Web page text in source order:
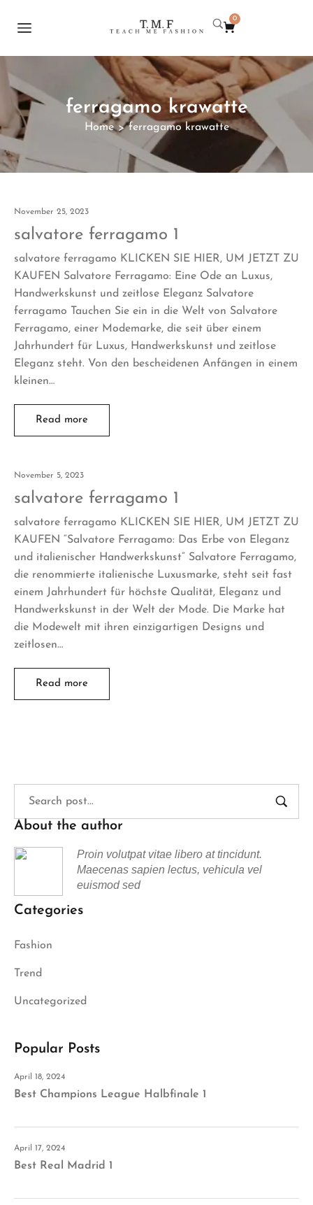
0
ferragamo krawatte
Home > ferragamo krawatte
November 25, 2023
salvatore ferragamo 1
salvatore ferragamo KLICKEN SIE HIER, UM JETZT ZU
KAUFEN Salvatore Ferragamo: Eine Ode an Luxus,
Handwerkskunst und zeitlose Eleganz Salvatore
ferragamo Tauchen Sie ein in die Welt von Salvatore
Ferragamo, einer Modemarke, die seit über einem
Jahrhundert für Luxus, Handwerkskunst und zeitlose
Eleganz steht. Von den bescheidenen Anfängen in einem
kleinen…
Read more
November 5, 2023
salvatore ferragamo 1
salvatore ferragamo KLICKEN SIE HIER, UM JETZT ZU
KAUFEN “Salvatore Ferragamo: Das Erbe von Eleganz
und italienischer Handwerkskunst” Salvatore Ferragamo,
die renommierte italienische Luxusmarke, steht seit fast
einem Jahrhundert für höchste Qualität, Eleganz und
Handwerkskunst in der Welt der Mode. Die Marke hat
die Modewelt mit ihren einzigartigen Designs und
zeitlosen…
Read more
About the author
Proin volutpat vitae libero at tincidunt.
Maecenas sapien lectus, vehicula vel
euismod sed
Categories
Fashion
Trend
Uncategorized
Popular Posts
April 18, 2024
Best Champions League Halbfinale 1
April 17, 2024
Best Real Madrid 1